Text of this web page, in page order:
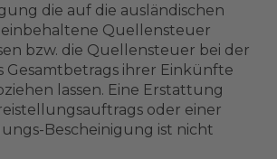
die auf die ausländischen
Quellensteuer
bzw. die Quellensteuer bei der
Gesamtbetrags ihrer Einkünfte
lassen. Eine Erstattung
oder einer
Bescheinigung ist nicht